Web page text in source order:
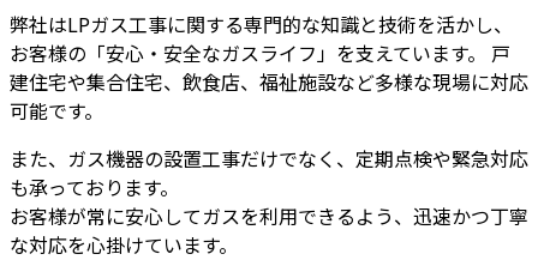
弊社はLPガス工事に関する専門的な知識と技術を活かし、
お客様の「安心・安全なガスライフ」を支えています。 戸
建住宅や集合住宅、飲食店、福祉施設など多様な現場に対応
可能です。
また、ガス機器の設置工事だけでなく、定期点検や緊急対応
も承っております。
お客様が常に安心してガスを利用できるよう、迅速かつ丁寧
な対応を心掛けています。